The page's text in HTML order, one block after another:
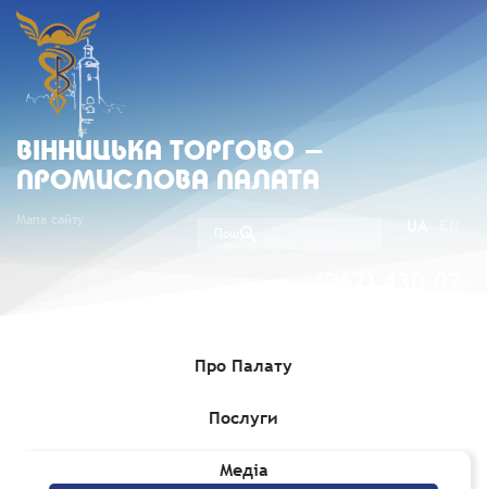
ВIННИЦЬКА ТОРГОВО -
ПРОМИСЛОВА ПАЛАТА
Мапа сайту
Про Палату
Послуги
Медіа
Гранти, Проєкти, Програми для бізнесу